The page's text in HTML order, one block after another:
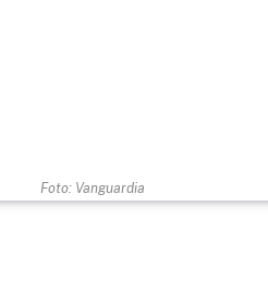
Foto: Vanguardia